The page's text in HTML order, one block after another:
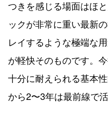
つきを感じる場面はほ
ックが非常に重い最新
レイするような極端な
が軽快そのものです。
十分に耐えられる基本
から2〜3年は最前線で